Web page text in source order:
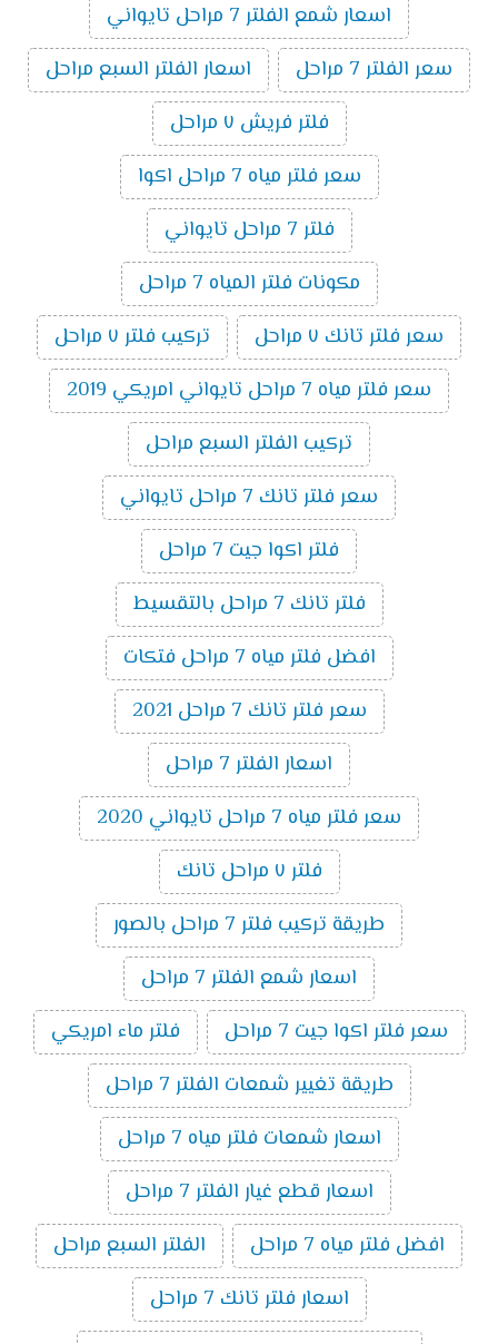
اسعار شمع الفلتر 7 مراحل تايواني
سعر الفلتر 7 مراحل
اسعار الفلتر السبع مراحل
فلتر فريش ٧ مراحل
سعر فلتر مياه 7 مراحل اكوا
فلتر 7 مراحل تايواني
مكونات فلتر المياه 7 مراحل
سعر فلتر تانك ٧ مراحل
تركيب فلتر ٧ مراحل
سعر فلتر مياه 7 مراحل تايواني امريكي 2019
تركيب الفلتر السبع مراحل
سعر فلتر تانك 7 مراحل تايواني
فلتر اكوا جيت 7 مراحل
فلتر تانك 7 مراحل بالتقسيط
افضل فلتر مياه 7 مراحل فتكات
سعر فلتر تانك 7 مراحل 2021
اسعار الفلتر 7 مراحل
سعر فلتر مياه 7 مراحل تايواني 2020
فلتر ٧ مراحل تانك
طريقة تركيب فلتر 7 مراحل بالصور
اسعار شمع الفلتر 7 مراحل
سعر فلتر اكوا جيت 7 مراحل
فلتر ماء امريكي
طريقة تغيير شمعات الفلتر 7 مراحل
اسعار شمعات فلتر مياه 7 مراحل
اسعار قطع غيار الفلتر 7 مراحل
افضل فلتر مياه 7 مراحل
الفلتر السبع مراحل
اسعار فلتر تانك 7 مراحل